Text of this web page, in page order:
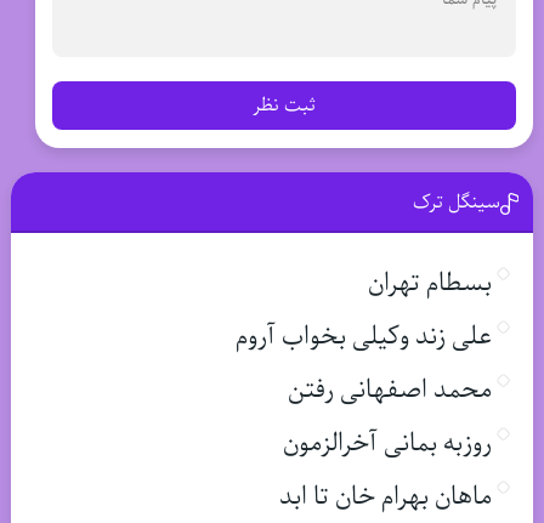
ثبت نظر
سینگل ترک
بسطام تهران
علی زند وکیلی بخواب آروم
محمد اصفهانی رفتن
روزبه بمانی آخرالزمون
ماهان بهرام خان تا ابد